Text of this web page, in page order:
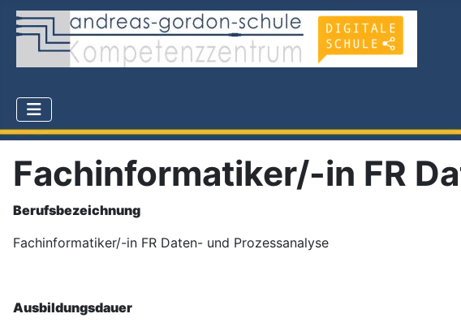
Fachinformatiker/-in FR
Berufsbezeichnung
Fachinformatiker/-in FR Daten- und Prozessanalyse
Ausbildungsdauer